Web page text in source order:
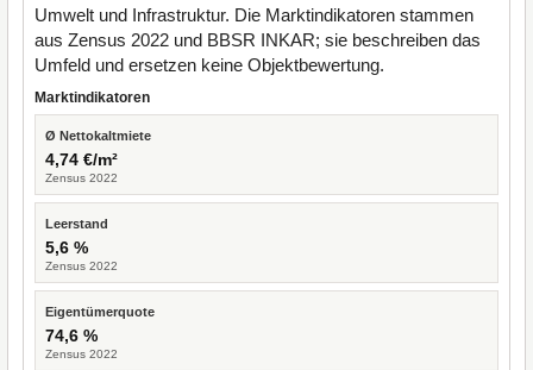
Umwelt und Infrastruktur. Die Marktindikatoren stammen
aus Zensus 2022 und BBSR INKAR; sie beschreiben das
Umfeld und ersetzen keine Objektbewertung.
Marktindikatoren
Ø Nettokaltmiete
4,74 €/m²
Zensus 2022
Leerstand
5,6 %
Zensus 2022
Eigentümerquote
74,6 %
Zensus 2022